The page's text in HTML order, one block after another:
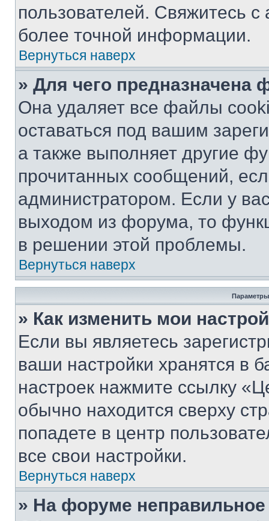
пользователей. Свяжитесь
более точной информации.
Вернуться наверх
» Для чего предназначена
Она удаляет все файлы
оставаться под вашим
а также выполняет другие
прочитанных сообщений,
администратором. Если у
выходом из форума, то
в решении этой проблемы.
Вернуться наверх
Параметры
» Как изменить мои
Если вы являетесь
ваши настройки хранятся в
настроек нажмите ссылку
обычно находится сверху
попадете в центр
все свои настройки.
Вернуться наверх
» На форуме